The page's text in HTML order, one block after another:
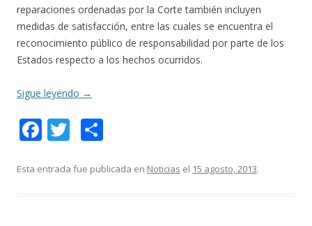
reparaciones ordenadas por la Corte también incluyen
medidas de satisfacción, entre las cuales se encuentra el
reconocimiento público de responsabilidad por parte de los
Estados respecto a los hechos ocurridos.
Sigue leyendo →
F
e
T
itt m
Esta entrada fue publicada en Noticias el 15 agosto, 2013.